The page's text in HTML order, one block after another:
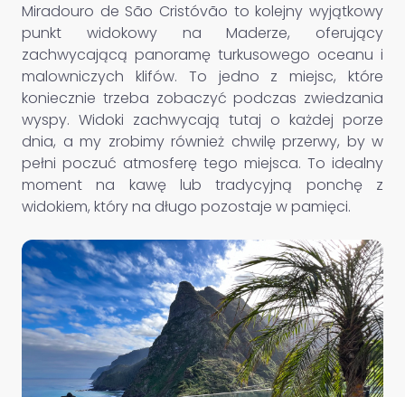
Miradouro de São Cristóvão to kolejny wyjątkowy
punkt widokowy na Maderze, oferujący
zachwycającą panoramę turkusowego oceanu i
malowniczych klifów. To jedno z miejsc, które
koniecznie trzeba zobaczyć podczas zwiedzania
wyspy. Widoki zachwycają tutaj o każdej porze
dnia, a my zrobimy również chwilę przerwy, by w
pełni poczuć atmosferę tego miejsca. To idealny
moment na kawę lub tradycyjną ponchę z
widokiem, który na długo pozostaje w pamięci.